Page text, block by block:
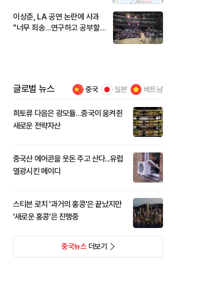
이상준, LA 공연 논란에 사과
"너무 죄송…연구하고 공부할
글로벌 뉴스 중국 일본 베트남
희토류 다음은 광모듈…중국이 움켜쥔
새로운 전략자산
중국산 에어콘을 웃돈 주고 산다...유럽
열광시킨 메이디
스티븐 로치 '과거의 홍콩'은 끝났지만
'새로운 홍콩'은 진행중
중국뉴스더보기